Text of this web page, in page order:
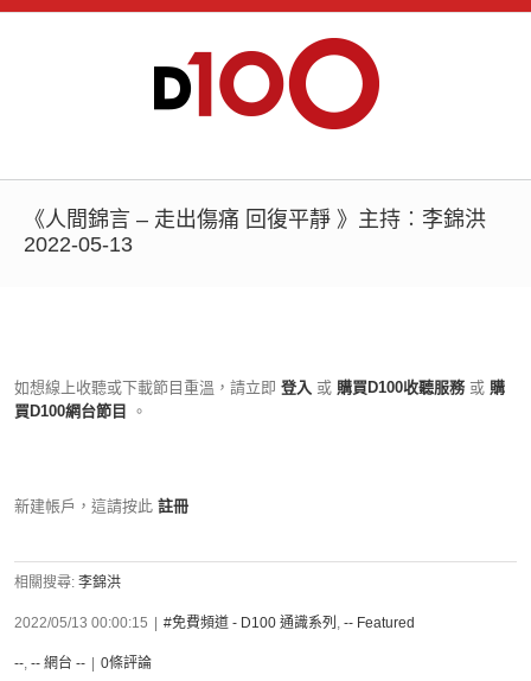
《人間錦言 – 走出傷痛 回復平靜 》主持︰李錦洪
2022-05-13
如想線上收聽或下載節目重溫，請立即 登入 或 購買D100收聽服務 或 購
買D100網台節目
。
新建帳戶，這請按此 註冊
相關搜尋: 李錦洪
2022/05/13 00:00:15 #免費頻道 - D100 通識系列 , -- Featured
--, -- 網台 -- 0條評論